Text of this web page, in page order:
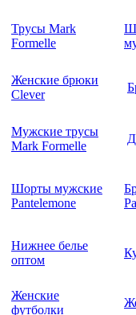
Трусы Mark
Formelle
Женские брюки
Clever
Мужские трусы
Mark Formelle
Шорты мужские
Pantelemone
Нижнее белье
оптом
Женские
футболки